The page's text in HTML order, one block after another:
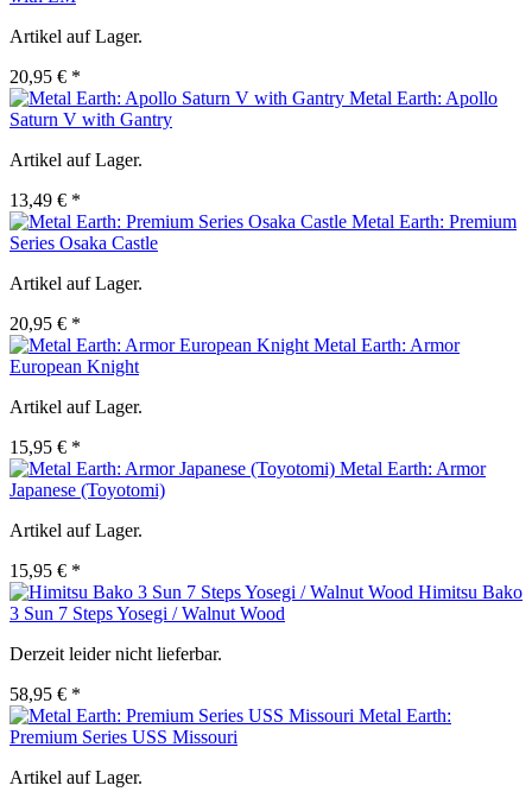
Artikel auf Lager.
20,95 € *
Metal Earth: Apollo
Saturn V with Gantry
Artikel auf Lager.
13,49 € *
Metal Earth: Premium
Series Osaka Castle
Artikel auf Lager.
20,95 € *
Metal Earth: Armor
European Knight
Artikel auf Lager.
15,95 € *
Metal Earth: Armor
Japanese (Toyotomi)
Artikel auf Lager.
15,95 € *
Himitsu Bako
3 Sun 7 Steps Yosegi / Walnut Wood
Derzeit leider nicht lieferbar.
58,95 € *
Metal Earth:
Premium Series USS Missouri
Artikel auf Lager.